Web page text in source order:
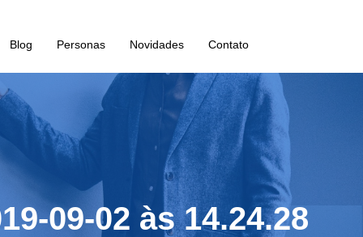
Blog Personas Novidades Contato
09-02 às 14.24.28